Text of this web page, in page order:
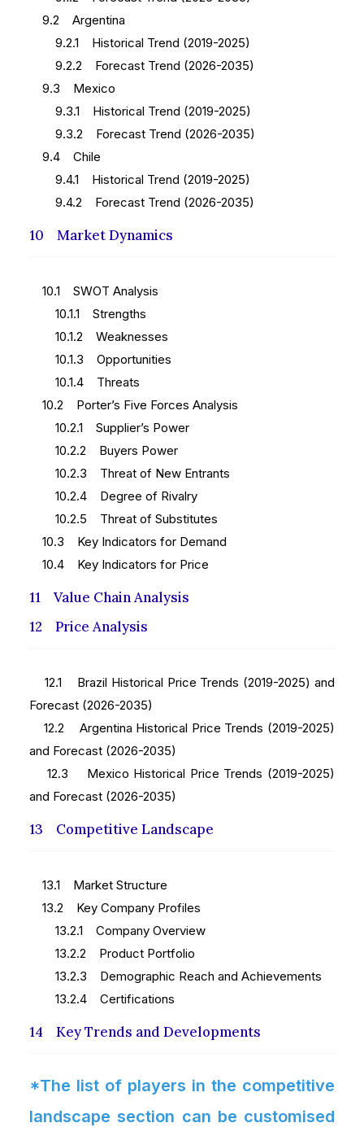
9.2 Argentina
9.2.1 Historical Trend (2019-2025)
9.2.2 Forecast Trend (2026-2035)
9.3 Mexico
9.3.1 Historical Trend (2019-2025)
9.3.2 Forecast Trend (2026-2035)
9.4 Chile
9.4.1 Historical Trend (2019-2025)
9.4.2 Forecast Trend (2026-2035)
10 Market Dynamics
10.1 SWOT Analysis
10.1.1 Strengths
10.1.2 Weaknesses
10.1.3 Opportunities
10.1.4 Threats
10.2 Porter’s Five Forces Analysis
10.2.1 Supplier’s Power
10.2.2 Buyers Power
10.2.3 Threat of New Entrants
10.2.4 Degree of Rivalry
10.2.5 Threat of Substitutes
10.3 Key Indicators for Demand
10.4 Key Indicators for Price
11 Value Chain Analysis
12 Price Analysis
12.1 Brazil Historical Price Trends (2019-2025) and
Forecast (2026-2035)
12.2 Argentina Historical Price Trends (2019-2025)
and Forecast (2026-2035)
12.3 Mexico Historical Price Trends (2019-2025)
and Forecast (2026-2035)
13 Competitive Landscape
13.1 Market Structure
13.2 Key Company Profiles
13.2.1 Company Overview
13.2.2 Product Portfolio
13.2.3 Demographic Reach and Achievements
13.2.4 Certifications
14 Key Trends and Developments
*The list of players in the competitive
landscape section can be customised